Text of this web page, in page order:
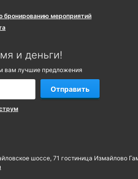
бронированию мероприятий
и деньги!
вам лучшие предложения
Отправить
шоссе, 71 гостиница Измайлово